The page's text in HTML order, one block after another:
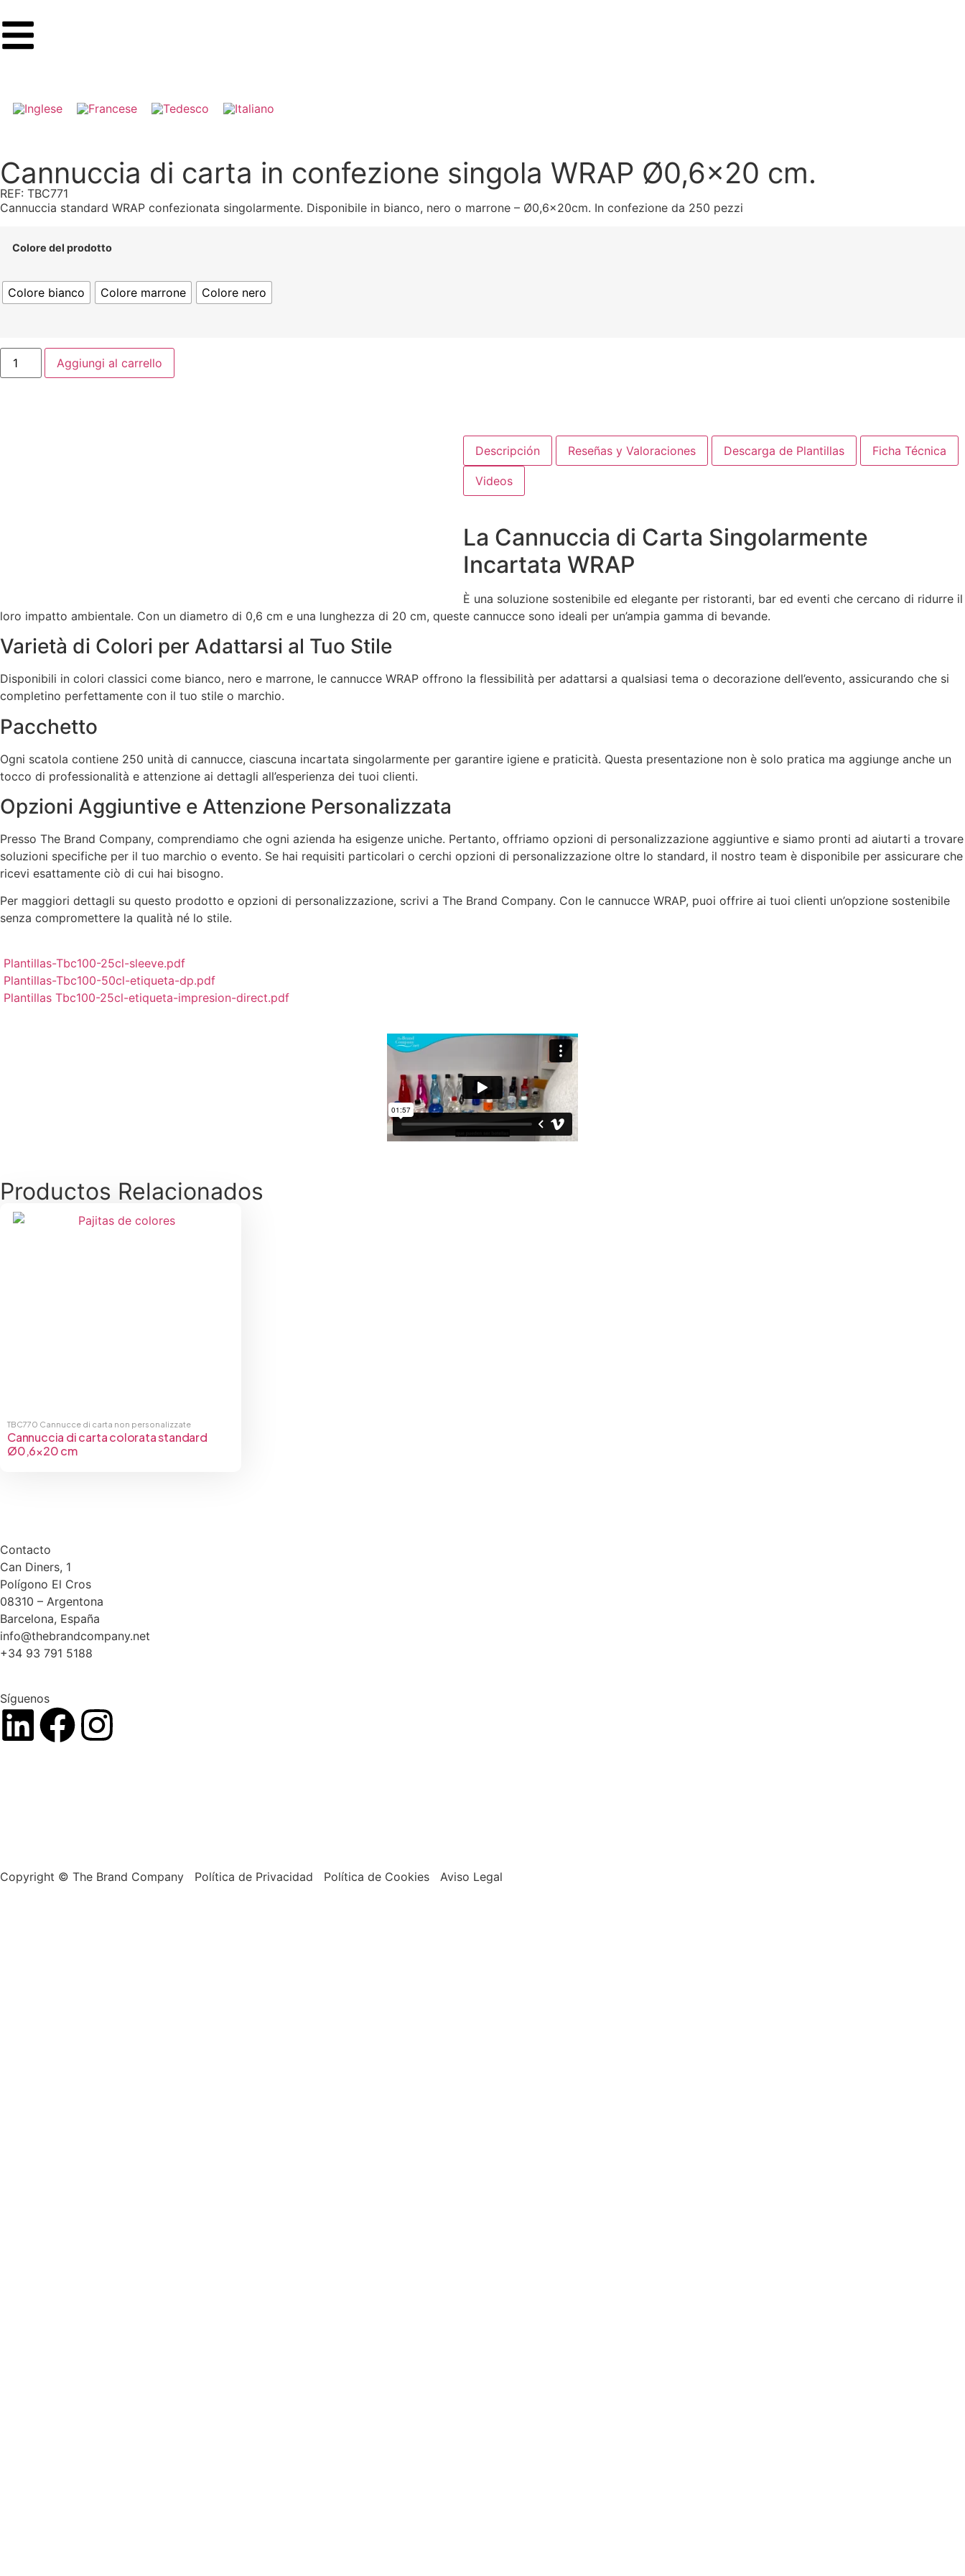
Cannuccia di carta in confezione singola WRAP Ø0,6×20 cm.
REF: TBC771
Cannuccia standard WRAP confezionata singolarmente. Disponibile in bianco, nero o marrone – Ø0,6x20cm. In confezione da 250 pezzi
Colore del prodotto
Colore bianco Colore marrone Colore nero
Aggiungi al carrello
Descripción Reseñas y Valoraciones Descarga de Plantillas Ficha Técnica
Videos
La Cannuccia di Carta Singolarmente
Incartata WRAP
È una soluzione sostenibile ed elegante per ristoranti, bar ed eventi che cercano di ridurre il
loro impatto ambientale. Con un diametro di 0,6 cm e una lunghezza di 20 cm, queste cannucce sono ideali per un’ampia gamma di bevande.
Varietà di Colori per Adattarsi al Tuo Stile
Disponibili in colori classici come bianco, nero e marrone, le cannucce WRAP offrono la flessibilità per adattarsi a qualsiasi tema o decorazione dell’evento, assicurando che si
completino perfettamente con il tuo stile o marchio.
Pacchetto
Ogni scatola contiene 250 unità di cannucce, ciascuna incartata singolarmente per garantire igiene e praticità. Questa presentazione non è solo pratica ma aggiunge anche un
tocco di professionalità e attenzione ai dettagli all’esperienza dei tuoi clienti.
Opzioni Aggiuntive e Attenzione Personalizzata
Presso The Brand Company, comprendiamo che ogni azienda ha esigenze uniche. Pertanto, offriamo opzioni di personalizzazione aggiuntive e siamo pronti ad aiutarti a trovare
soluzioni specifiche per il tuo marchio o evento. Se hai requisiti particolari o cerchi opzioni di personalizzazione oltre lo standard, il nostro team è disponibile per assicurare che
ricevi esattamente ciò di cui hai bisogno.
Per maggiori dettagli su questo prodotto e opzioni di personalizzazione, scrivi a The Brand Company. Con le cannucce WRAP, puoi offrire ai tuoi clienti un’opzione sostenibile
senza compromettere la qualità né lo stile.
Plantillas-Tbc100-25cl-sleeve.pdf
Plantillas-Tbc100-50cl-etiqueta-dp.pdf
Plantillas Tbc100-25cl-etiqueta-impresion-direct.pdf
Productos Relacionados
TBC770 Cannucce di carta non personalizzate
Cannuccia di carta colorata standard
Ø0,6×20 cm
Contacto
Can Diners, 1
Polígono El Cros
08310 – Argentona
Barcelona, España
info@thebrandcompany.net
+34 93 791 5188
Síguenos
Copyright © The Brand Company Política de Privacidad Política de Cookies Aviso Legal